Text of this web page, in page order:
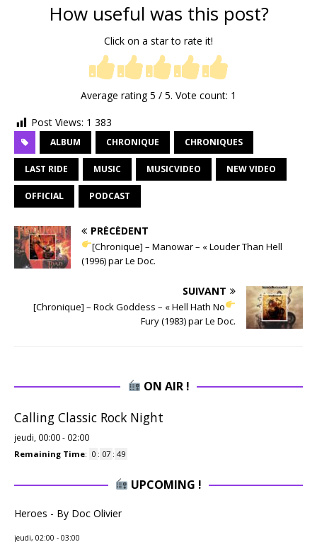
How useful was this post?
Click on a star to rate it!
Average rating5 / 5. Vote count: 1
Post Views: 1 383
ALBUM CHRONIQUE CHRONIQUES
LAST RIDE MUSIC MUSICVIDEO NEW VIDEO
OFFICIAL PODCAST
PRÉCÉDENT
[Chronique] – Manowar – « Louder Than Hell
(1996) par Le Doc.
SUIVANT
[Chronique] – Rock Goddess – « Hell Hath No
Fury (1983) par Le Doc.
ON AIR !
Calling Classic Rock Night
jeudi, 00:00- 02:00
Remaining Time: 0 : 07 : 49
UPCOMING !
Heroes - By Doc Olivier
jeudi, 02:00 - 03:00